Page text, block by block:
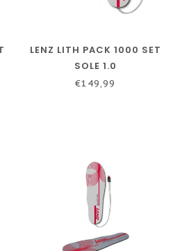
LENZ LITH PACK 1000 SET
SOLE 1.0
€149,99